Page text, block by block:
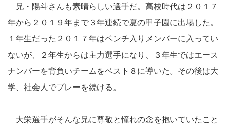
兄・陽斗さんも素晴らしい選手だ。高校時代は２０１７
年から２０１９年まで３年連続で夏の甲子園に出場した。
１年生だった２０１７年はベンチ入りメンバーに入ってい
ないが、２年生からは主力選手になり、３年生ではエース
ナンバーを背負いチームをベスト８に導いた。その後は大
学、社会人でプレーを続ける。
大栄選手がそんな兄に尊敬と憧れの念を抱いていたこと